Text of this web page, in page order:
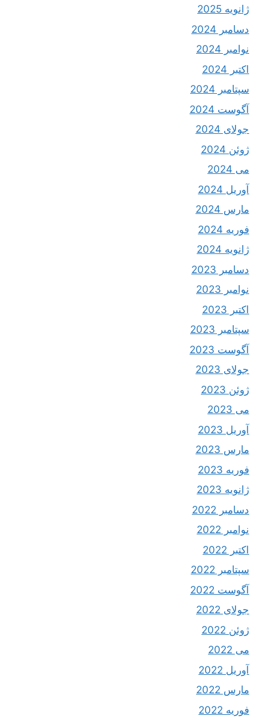
ژانویه 2025
دسامبر 2024
نوامبر 2024
اکتبر 2024
سپتامبر 2024
آگوست 2024
جولای 2024
ژوئن 2024
می 2024
آوریل 2024
مارس 2024
فوریه 2024
ژانویه 2024
دسامبر 2023
نوامبر 2023
اکتبر 2023
سپتامبر 2023
آگوست 2023
جولای 2023
ژوئن 2023
می 2023
آوریل 2023
مارس 2023
فوریه 2023
ژانویه 2023
دسامبر 2022
نوامبر 2022
اکتبر 2022
سپتامبر 2022
آگوست 2022
جولای 2022
ژوئن 2022
می 2022
آوریل 2022
مارس 2022
فوریه 2022